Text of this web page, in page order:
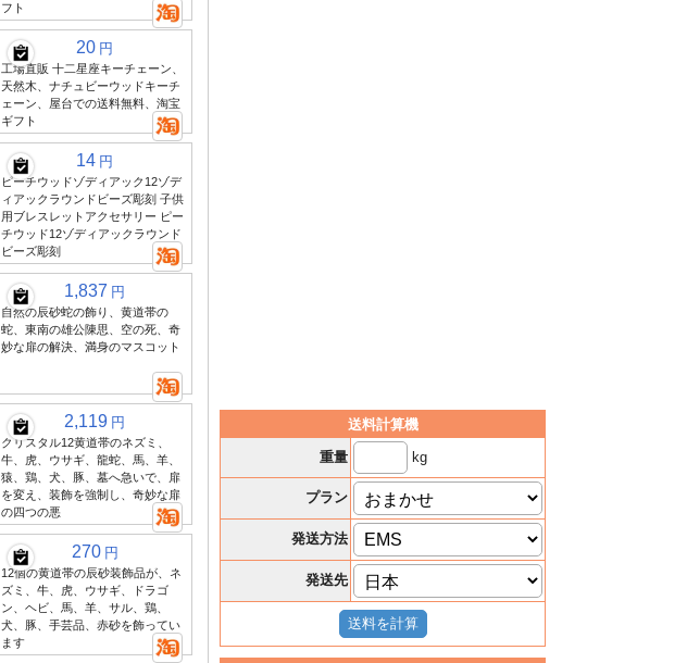
フト
20 円
工場直販 十二星座キーチェーン、
天然木、ナチュビーウッドキーチ
ェーン、屋台での送料無料、淘宝
ギフト
14 円
ピーチウッドゾディアック12ゾデ
ィアックラウンドビーズ彫刻 子供
用ブレスレットアクセサリー ピー
チウッド12ゾディアックラウンド
ビーズ彫刻
1,837 円
自然の辰砂蛇の飾り、黄道帯の
蛇、東南の雄公陳思、空の死、奇
妙な扉の解決、満身のマスコット
2,119 円
クリスタル12黄道帯のネズミ、
牛、虎、ウサギ、龍蛇、馬、羊、
猿、鶏、犬、豚、墓へ急いで、扉
を変え、装飾を強制し、奇妙な扉
の四つの悪
270 円
12個の黄道帯の辰砂装飾品が、ネ
ズミ、牛、虎、ウサギ、ドラゴ
ン、ヘビ、馬、羊、サル、鶏、
犬、豚、手芸品、赤砂を飾ってい
ます
送料計算機
重量
kg
プラン
発送方法
発送先